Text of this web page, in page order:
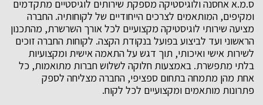
ס.מ.א אחסנה ולוגיסטיקה מספקת שירותים לוגיסטיים מתקדמים
ומקיפים, המותאמים לצרכים הייחודיים של לקוחותיה. החברה
מציעה שירותי לוגיסטיקה מקצועיים לכל אורך השרשרת, מהתכנון
הראשוני ועד לביצוע בפועל בנקודת הקצה. לקוחות החברה זוכים
לשירות אישי ואיכותי, תוך דגש על התאמה אישית ומקצועיות
בלתי מתפשרת. באמצעות חלוקה לשלוש חברות מתואמות, כל
אחת מהן מתמחה בתחום ספציפי, החברה מצליחה לספק
פתרונות מותאמים ומקצועיים לכל לקוח.